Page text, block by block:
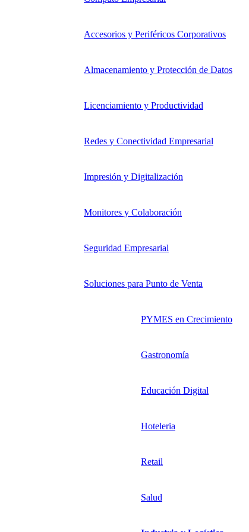
Accesorios y Periféricos Corporativos
Almacenamiento y Protección de Datos
Licenciamiento y Productividad
Redes y Conectividad Empresarial
Impresión y Digitalización
Monitores y Colaboración
Seguridad Empresarial
Soluciones para Punto de Venta
PYMES en Crecimiento
Gastronomía
Educación Digital
Hoteleria
Retail
Salud